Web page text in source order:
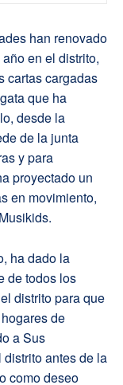
han renovado
en el distrito,
cartas cargadas
que ha
desde la
de la junta
y para
proyectado un
en movimiento,
ha dado la
de todos los
distrito para que
de
a Sus
distrito antes de la
como deseo